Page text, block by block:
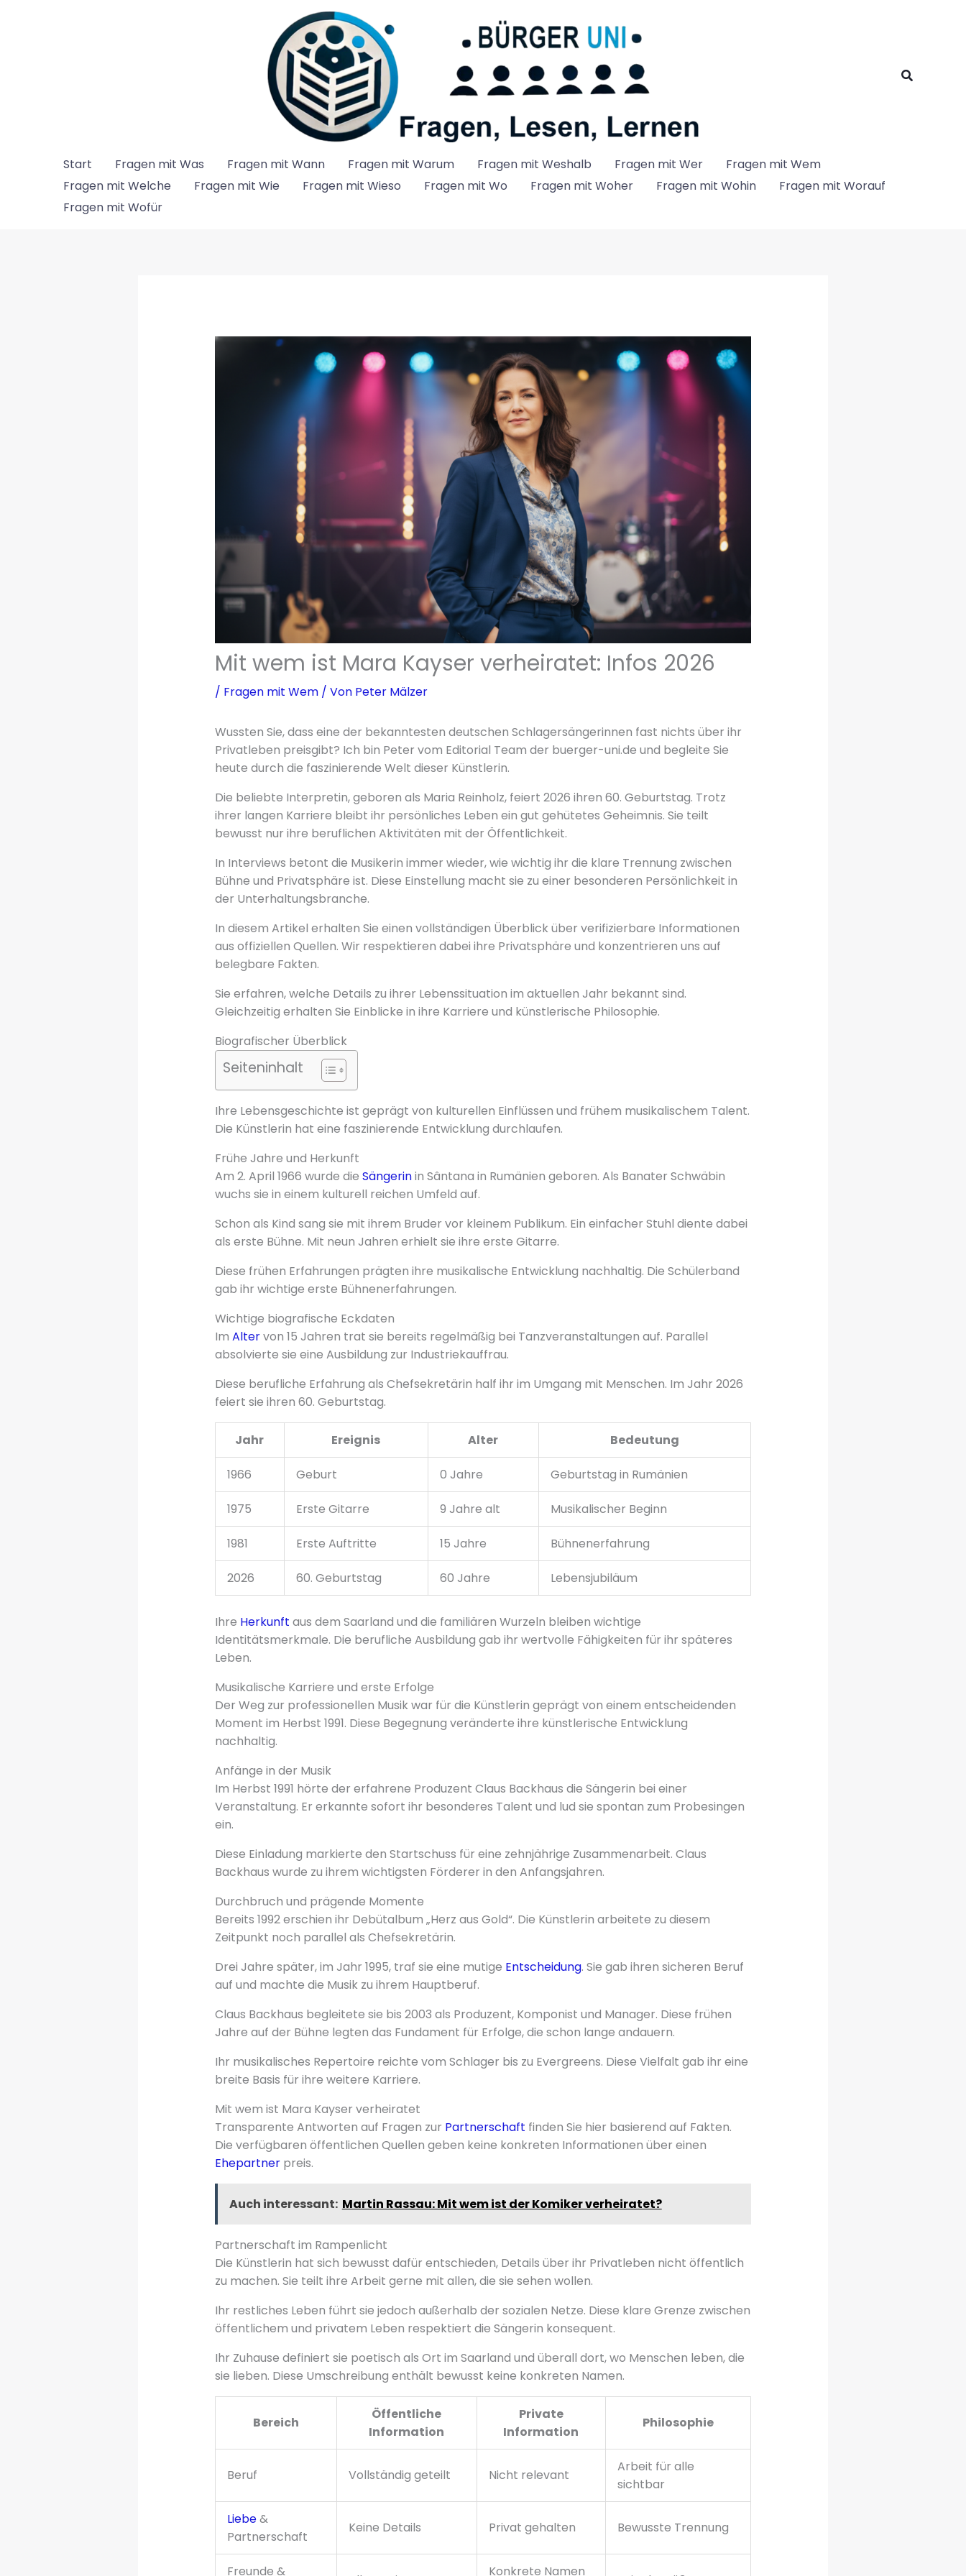
Suchen
Start Fragen mit Was Fragen mit Wann Fragen mit Warum Fragen mit Weshalb Fragen mit Wer
Fragen mit Wem
Fragen mit Welche
Fragen mit Wie Fragen mit Wieso Fragen mit Wo Fragen mit Woher Fragen mit Wohin
Fragen mit Worauf
Fragen mit Wofür
Mit wem ist Mara Kayser verheiratet: Infos 2026
/ Fragen mit Wem/ Von Peter Mälzer
Wussten Sie, dass eine der bekanntesten deutschen Schlagersängerinnen fast nichts über ihr
Privatleben preisgibt? Ich bin Peter vom Editorial Team der buerger-uni.de und begleite Sie
heute durch die faszinierende Welt dieser Künstlerin.
Die beliebte Interpretin, geboren als Maria Reinholz, feiert 2026 ihren 60. Geburtstag. Trotz
ihrer langen Karriere bleibt ihr persönliches Leben ein gut gehütetes Geheimnis. Sie teilt
bewusst nur ihre beruflichen Aktivitäten mit der Öffentlichkeit.
In Interviews betont die Musikerin immer wieder, wie wichtig ihr die klare Trennung zwischen
Bühne und Privatsphäre ist. Diese Einstellung macht sie zu einer besonderen Persönlichkeit in
der Unterhaltungsbranche.
In diesem Artikel erhalten Sie einen vollständigen Überblick über verifizierbare Informationen
aus offiziellen Quellen. Wir respektieren dabei ihre Privatsphäre und konzentrieren uns auf
belegbare Fakten.
Sie erfahren, welche Details zu ihrer Lebenssituation im aktuellen Jahr bekannt sind.
Gleichzeitig erhalten Sie Einblicke in ihre Karriere und künstlerische Philosophie.
Biografischer Überblick
Seiteninhalt
Ihre Lebensgeschichte ist geprägt von kulturellen Einflüssen und frühem musikalischem Talent.
Die Künstlerin hat eine faszinierende Entwicklung durchlaufen.
Frühe Jahre und Herkunft
Am 2. April 1966 wurde die Sängerinin Sântana in Rumänien geboren. Als Banater Schwäbin
wuchs sie in einem kulturell reichen Umfeld auf.
Schon als Kind sang sie mit ihrem Bruder vor kleinem Publikum. Ein einfacher Stuhl diente dabei
als erste Bühne. Mit neun Jahren erhielt sie ihre erste Gitarre.
Diese frühen Erfahrungen prägten ihre musikalische Entwicklung nachhaltig. Die Schülerband
gab ihr wichtige erste Bühnenerfahrungen.
Wichtige biografische Eckdaten
Im Altervon 15 Jahren trat sie bereits regelmäßig bei Tanzveranstaltungen auf. Parallel
absolvierte sie eine Ausbildung zur Industriekauffrau.
Diese berufliche Erfahrung als Chefsekretärin half ihr im Umgang mit Menschen. Im Jahr 2026
feiert sie ihren 60. Geburtstag.
Jahr Ereignis Alter Bedeutung
1966 Geburt 0 Jahre Geburtstag in Rumänien
1975 Erste Gitarre 9 Jahre alt Musikalischer Beginn
1981 Erste Auftritte 15 Jahre Bühnenerfahrung
2026 60. Geburtstag 60 Jahre Lebensjubiläum
Ihre Herkunft aus dem Saarland und die familiären Wurzeln bleiben wichtige
Identitätsmerkmale. Die berufliche Ausbildung gab ihr wertvolle Fähigkeiten für ihr späteres
Leben.
Musikalische Karriere und erste Erfolge
Der Weg zur professionellen Musik war für die Künstlerin geprägt von einem entscheidenden
Moment im Herbst 1991. Diese Begegnung veränderte ihre künstlerische Entwicklung
nachhaltig.
Anfänge in der Musik
Im Herbst 1991 hörte der erfahrene Produzent Claus Backhaus die Sängerin bei einer
Veranstaltung. Er erkannte sofort ihr besonderes Talent und lud sie spontan zum Probesingen
ein.
Diese Einladung markierte den Startschuss für eine zehnjährige Zusammenarbeit. Claus
Backhaus wurde zu ihrem wichtigsten Förderer in den Anfangsjahren.
Durchbruch und prägende Momente
Bereits 1992 erschien ihr Debütalbum „Herz aus Gold“. Die Künstlerin arbeitete zu diesem
Zeitpunkt noch parallel als Chefsekretärin.
Drei Jahre später, im Jahr 1995, traf sie eine mutige Entscheidung. Sie gab ihren sicheren Beruf
auf und machte die Musik zu ihrem Hauptberuf.
Claus Backhaus begleitete sie bis 2003 als Produzent, Komponist und Manager. Diese frühen
Jahre auf der Bühne legten das Fundament für Erfolge, die schon lange andauern.
Ihr musikalisches Repertoire reichte vom Schlager bis zu Evergreens. Diese Vielfalt gab ihr eine
breite Basis für ihre weitere Karriere.
Mit wem ist Mara Kayser verheiratet
Transparente Antworten auf Fragen zur Partnerschaft finden Sie hier basierend auf Fakten.
Die verfügbaren öffentlichen Quellen geben keine konkreten Informationen über einen
Ehepartnerpreis.
Auch interessant: Martin Rassau: Mit wem ist der Komiker verheiratet?
Partnerschaft im Rampenlicht
Die Künstlerin hat sich bewusst dafür entschieden, Details über ihr Privatleben nicht öffentlich
zu machen. Sie teilt ihre Arbeit gerne mit allen, die sie sehen wollen.
Ihr restliches Leben führt sie jedoch außerhalb der sozialen Netze. Diese klare Grenze zwischen
öffentlichem und privatem Leben respektiert die Sängerin konsequent.
Ihr Zuhause definiert sie poetisch als Ort im Saarland und überall dort, wo Menschen leben, die
sie lieben. Diese Umschreibung enthält bewusst keine konkreten Namen.
Bereich
Öffentliche
Information
Private
Information
Philosophie
Beruf Vollständig geteilt Nicht relevant
Arbeit für alle
sichtbar
Liebe&
Partnerschaft
Keine Details Privat gehalten Bewusste Trennung
Freunde & Konkrete Namen